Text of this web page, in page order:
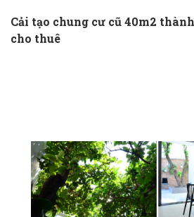
Cải tạo chung cư cũ 40m2
cho thuê